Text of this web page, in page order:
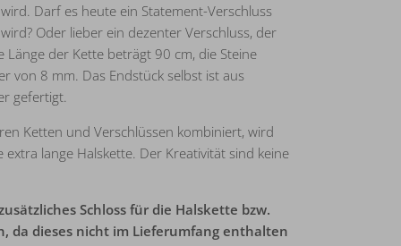
Darf es heute ein Statement-Verschluss
Oder lieber ein dezenter Verschluss, der
Länge der Kette beträgt 90 cm, die Steine
von 8 mm. Das Endstück selbst ist aus
gefertigt.
Ketten und Verschlüssen kombiniert, wird
extra lange Halskette. Der Kreativität sind keine
Schloss für die Halskette bzw.
da dieses nicht im Lieferumfang enthalten